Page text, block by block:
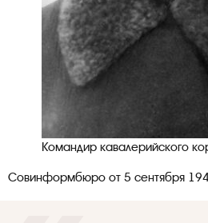
Командир кавалерийского
Совинформбюро от 5 сентября